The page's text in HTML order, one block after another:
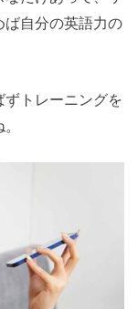
ば自分の英語力の
ずトレーニングを